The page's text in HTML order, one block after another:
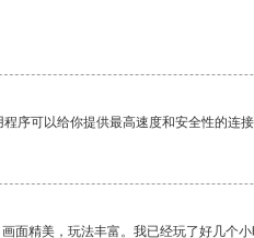
序可以给你提供最高速度和安全性的连
面精美，玩法丰富。我已经玩了好几个小